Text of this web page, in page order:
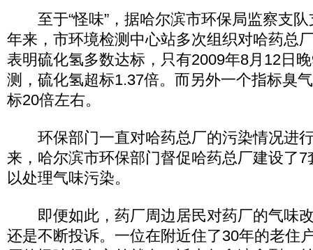
至于“怪味”，据哈尔滨市环保局监察支队
年来，市环境检测中心站多次组织对哈药总
表明硫化氢多数达标，只有2009年8月12日
测，硫化氢超标1.37倍。而另外一个指标臭
标20倍左右。
环保部门一直对哈药总厂的污染情况进
来，哈尔滨市环保部门督促哈药总厂建设了
以处理气味污染。
即便如此，药厂周边居民对药厂的气味
还是不断投诉。一位在附近住了30年的老住